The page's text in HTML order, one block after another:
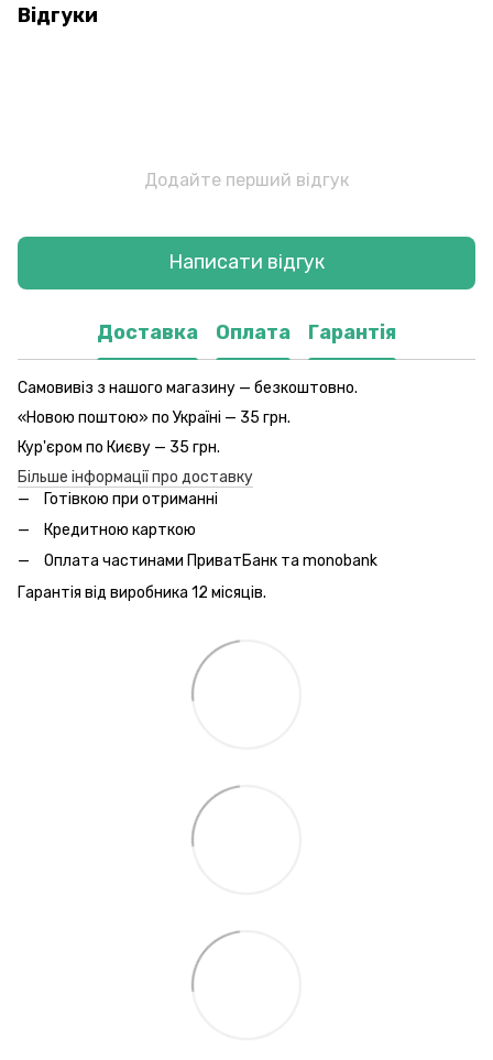
Відгуки
Додайте перший відгук
Написати відгук
Доставка Оплата Гарантія
Самовивіз з нашого магазину — безкоштовно.
«Новою поштою» по Україні — 35 грн.
Кур'єром по Києву — 35 грн.
Більше інформації про доставку
Готівкою при отриманні
Кредитною карткою
Оплата частинами ПриватБанк та monobank
Гарантія від виробника 12 місяців.